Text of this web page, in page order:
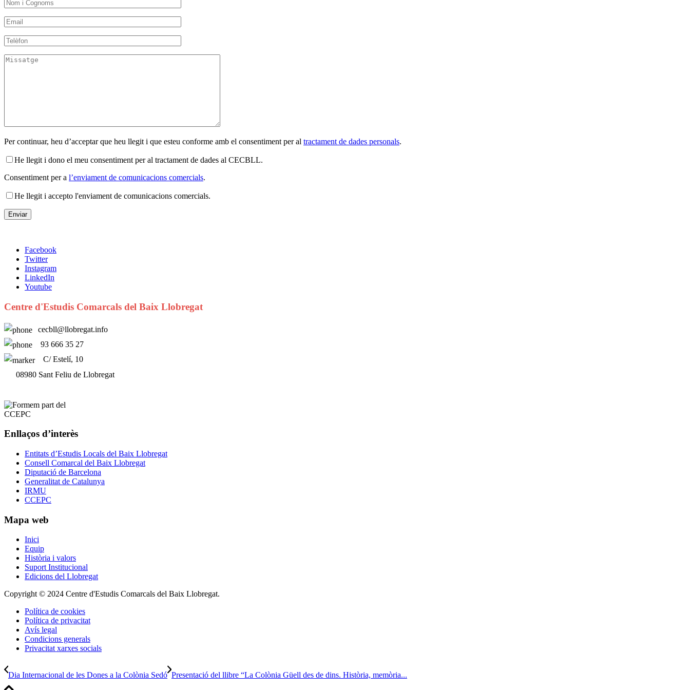
Per continuar, heu d’acceptar que heu llegit i que esteu conforme amb el consentiment per al tractament de dades personals.
He llegit i dono el meu consentiment per al tractament de dades al CECBLL.
Consentiment per a l’enviament de comunicacions comercials.
He llegit i accepto l'enviament de comunicacions comercials.
Facebook
Twitter
Instagram
LinkedIn
Youtube
Centre d'Estudis Comarcals del Baix Llobregat
cecbll@llobregat.info
93 666 35 27
C/ Estelí, 10
08980 Sant Feliu de Llobregat
Enllaços d’interès
Entitats d’Estudis Locals del Baix Llobregat
Consell Comarcal del Baix Llobregat
Diputació de Barcelona
Generalitat de Catalunya
IRMU
CCEPC
Mapa web
Inici
Equip
Història i valors
Suport Institucional
Edicions del Llobregat
Copyright © 2024 Centre d'Estudis Comarcals del Baix Llobregat.
Política de cookies
Política de privacitat
Avís legal
Condicions generals
Privacitat xarxes socials
Dia Internacional de les Dones a la Colònia Sedó Presentació del llibre “La Colònia Güell des de dins. Història, memòria...